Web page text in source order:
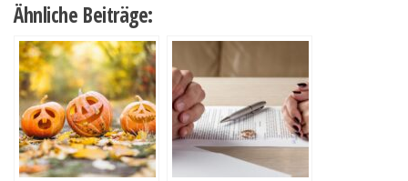
Ähnliche Beiträge: